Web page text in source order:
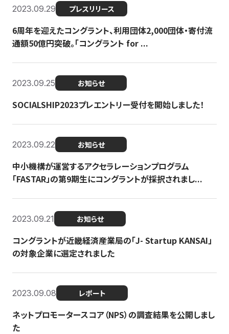
2023.09.29 プレスリリース
6周年を迎えたコングラント、利用団体2,000団体・寄付流
通額50億円突破。「コングラント for ...
2023.09.25 お知らせ
SOCIALSHIP2023プレエントリー受付を開始しました！
2023.09.22 お知らせ
中小機構が運営するアクセラレーションプログラム
「FASTAR」の第9期生にコングラントが採択されまし...
2023.09.21 お知らせ
コングラントが近畿経済産業局の「J- Startup KANSAI」
の対象企業に選定されました
2023.09.08 レポート
ネットプロモータースコア（NPS）の調査結果を公開しまし
た